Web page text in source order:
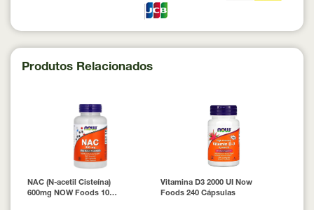
Produtos Relacionados
NAC (N-acetil Cisteína)
600mg NOW Foods 100
Vitamina D3 2000 UI Now
Foods 240 Cápsulas